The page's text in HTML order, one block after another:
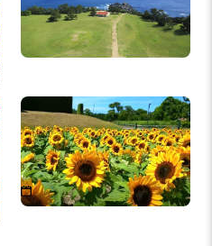
新庄総合公園 レガシーエ
リアのひまわり
2026年８月上旬～2026年８
月下旬